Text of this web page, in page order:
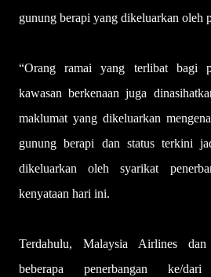
gunung berapi yang dikeluarkan oleh
“Orang ramai yang terlibat bagi
kawasan berkenaan juga
maklumat yang dikeluarkan
gunung berapi dan status terkini
dikeluarkan oleh syarikat
kenyataan hari ini.
Terdahulu, Malaysia Airlines
beberapa penerbangan ke/